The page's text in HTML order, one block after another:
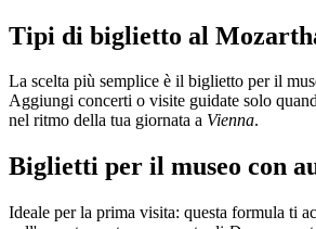
Tipi di biglietto al
La scelta più semplice è il biglietto per il
Aggiungi concerti o visite guidate solo
nel ritmo della tua giornata a Vienna.
Biglietti per il museo con
Ideale per la prima visita: questa formula ti